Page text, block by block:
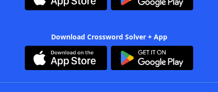
Download Crossword Solver + App